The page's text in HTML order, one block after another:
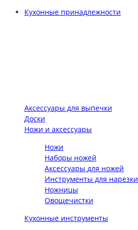
Кухонные принадлежности
Аксессуары для выпечки
Доски
Ножи и аксессуары
Ножи
Наборы ножей
Аксессуары для ножей
Инструменты для нарезки
Ножницы
Овощечистки
Кухонные инструменты